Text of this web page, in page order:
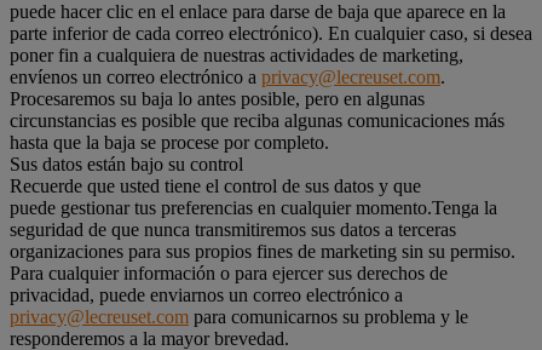
puede hacer clic en el enlace para darse de baja que aparece en la
parte inferior de cada correo electrónico). En cualquier caso, si desea
poner fin a cualquiera de nuestras actividades de marketing,
envíenos un correo electrónico a privacy@lecreuset.com.
Procesaremos su baja lo antes posible, pero en algunas
circunstancias es posible que reciba algunas comunicaciones más
hasta que la baja se procese por completo.
Sus datos están bajo su control
Recuerde que usted tiene el control de sus datos y que
puede gestionar tus preferencias en cualquier momento.Tenga la
seguridad de que nunca transmitiremos sus datos a terceras
organizaciones para sus propios fines de marketing sin su permiso.
Para cualquier información o para ejercer sus derechos de
privacidad, puede enviarnos un correo electrónico a
privacy@lecreuset.com para comunicarnos su problema y le
responderemos a la mayor brevedad.